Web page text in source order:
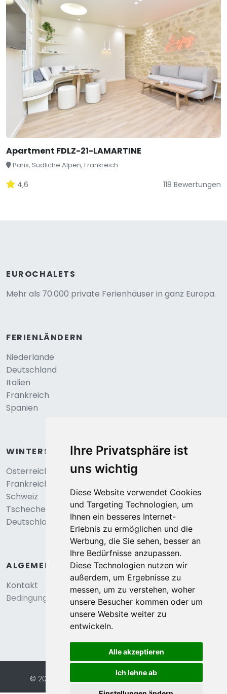
Ihre Privatsphäre ist
uns wichtig
Diese Website verwendet Cookies
und Targeting Technologien, um
Ihnen ein besseres Internet-
Erlebnis zu ermöglichen und die
Werbung, die Sie sehen, besser an
Ihre Bedürfnisse anzupassen.
Diese Technologien nutzen wir
außerdem, um Ergebnisse zu
messen, um zu verstehen, woher
unsere Besucher kommen oder um
unsere Website weiter zu
entwickeln.
Alle akzeptieren
Ich lehne ab
Apartment FDLZ-21-LAMARTINE
Paris, Südliche Alpen, Frankreich
4,6 118 Bewertungen
EUROCHALETS
Mehr als 70.000 private Ferienhäuser in ganz Europa.
FERIENLÄNDERN
Niederlande
Deutschland
Italien
Frankreich
Spanien
WINTERSPORT
Österreich
Frankreich
Schweiz
Tschechei
Deutschland
ALGEMEIN
Kontakt
Bedingungen und konditionen
© 2026 Eurochalets | Website von FalcoTravel
Sichere Online-Bezahlung mit